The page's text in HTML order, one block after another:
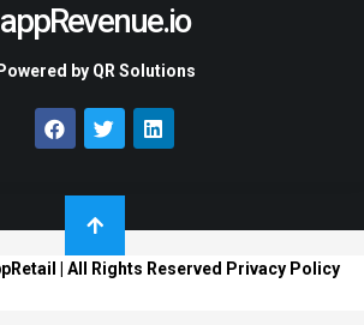
appRevenue.io
Powered by QR Solutions
| All Rights Reserved Privacy Policy